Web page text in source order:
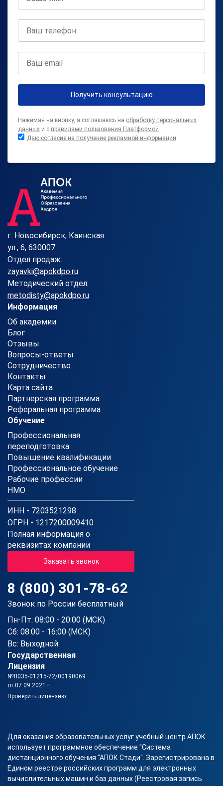
Получить консультацию
Нажимая на кнопку, я соглашаюсь на обработку персональных
данных и с правилами пользования Платформой
Даю согласие на получение рекламной информации
г. Новосибирск, Каинская
ул., 6, 630007
Отдел продаж:
zayavki@apokdpo.ru
Методический отдел:
metodisty@apokdpo.ru
Информация
Об академии
Блог
Отзывы
Вопросы-ответы
Сотрудничество
Контакты
Карта сайта
Партнерская программа
Реферальная программа
Обучение
Профессиональная
переподготовка
Повышение квалификации
Профессиональное обучение
Рабочие профессии
НМО
ИНН - 7203521298
ОГРН - 1217200009410
Полная информация о
реквизитах компании
Заказать звонок
8 (800) 301-78-62
Звонок по России бесплатный
Пн-Пт: 08:00 - 20:00 (МСК)
Сб: 08:00 - 16:00 (МСК)
Вс: Выходной
Государственная
Лицензия
№Л035-01215-72/00190069
от 07.09.2021 г.
Проверить лицензию
Для оказания образовательных услуг учебный центр АПОК
использует программное обеспечение "Система
дистанционного обучения "АПОК Стади". Зарегистрирована в
Едином реестре российских программ для электронных
вычислительных машин и баз данных (Реестровая запись